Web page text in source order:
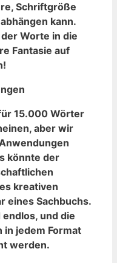
Schriftgröße
kann.
Worte in die
Fantasie auf⁣
15.000 Wörter
aber wir
könnte‍ der
kreativen
eines ⁢Sachbuchs.
und die
in jedem Format
werden.